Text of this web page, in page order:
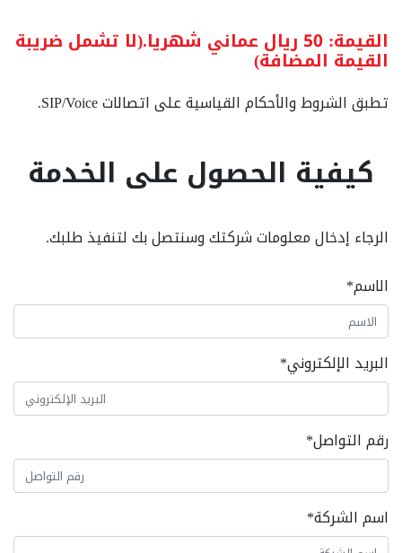
القيمة: 50 ريال عماني شهريا.(لا تشمل ضريبة
القيمة المضافة)
تطبق الشروط والأحكام القياسية على اتصالات SIP/Voice.
كيفية الحصول على الخدمة
الرجاء إدخال معلومات شركتك وسنتصل بك لتنفيذ طلبك.
الاسم*
البريد الإلكتروني*
رقم التواصل*
اسم الشركة*